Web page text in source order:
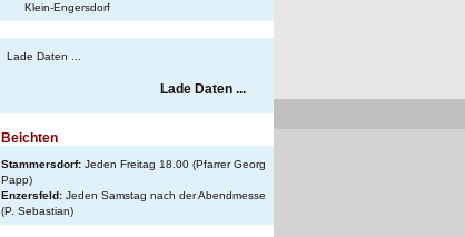
Klein-Engersdorf
Lade Daten ...
Lade Daten ...
Beichten
Stammersdorf: Jeden Freitag 18.00 (Pfarrer Georg
Papp)
Enzersfeld: Jeden Samstag nach der Abendmesse
(P. Sebastian)